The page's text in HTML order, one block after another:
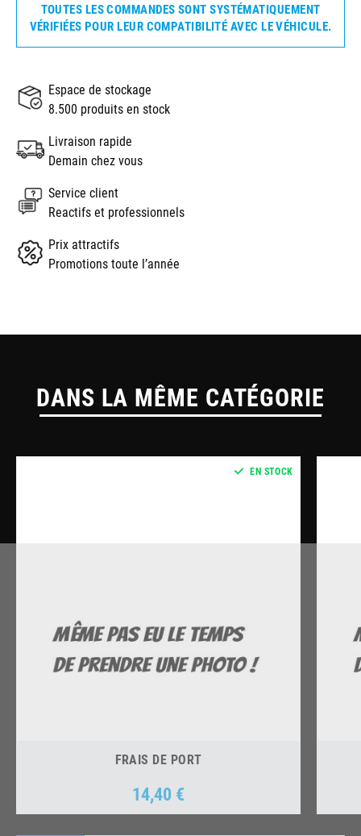
TOUTES LES COMMANDES SONT SYSTÉMATIQUEMENT
VÉRIFIÉES POUR LEUR COMPATIBILITÉ AVEC LE VÉHICULE.
Espace de stockage
8.500 produits en stock
Livraison rapide
Demain chez vous
Service client
Reactifs et professionnels
Prix attractifs
Promotions toute l’année
DANS LA MÊME CATÉGORIE
FRAIS DE PORT
Prix
14,40 €
EN STOCK